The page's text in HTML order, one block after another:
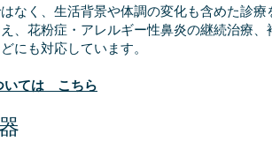
なく、生活背景や体調の変化も含めた診療
、花粉症・アレルギー性鼻炎の継続治療、
にも対応しています。
いては こちら